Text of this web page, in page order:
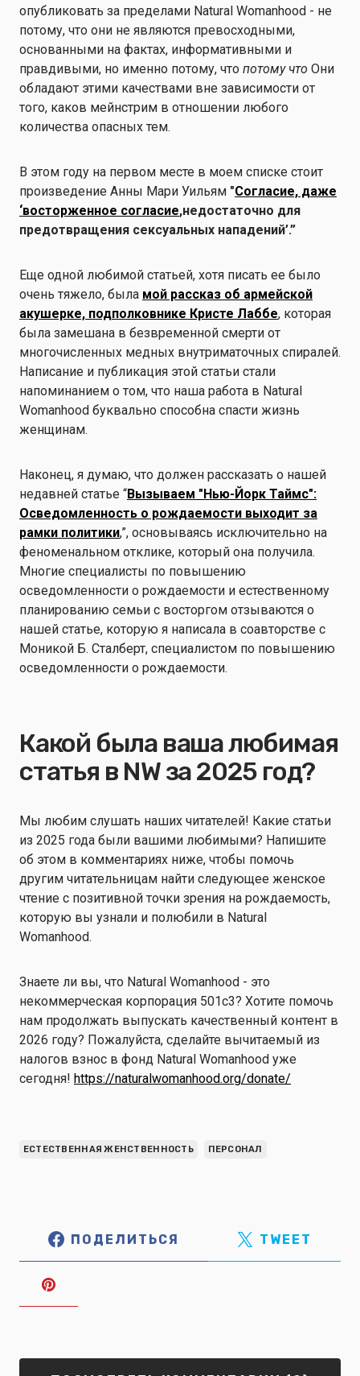
опубликовать за пределами Natural Womanhood - не
потому, что они не являются превосходными,
основанными на фактах, информативными и
правдивыми, но именно потому, что потому что Они
обладают этими качествами вне зависимости от
того, каков мейнстрим в отношении любого
количества опасных тем.
В этом году на первом месте в моем списке стоит
произведение Анны Мари Уильям "Согласие, даже
‘восторженное согласие,недостаточно для
предотвращения сексуальных нападений’.”
Еще одной любимой статьей, хотя писать ее было
очень тяжело, была мой рассказ об армейской
акушерке, подполковнике Кристе Лаббе, которая
была замешана в безвременной смерти от
многочисленных медных внутриматочных спиралей.
Написание и публикация этой статьи стали
напоминанием о том, что наша работа в Natural
Womanhood буквально способна спасти жизнь
женщинам.
Наконец, я думаю, что должен рассказать о нашей
недавней статье “Вызываем "Нью-Йорк Таймс":
Осведомленность о рождаемости выходит за
рамки политики,”, основываясь исключительно на
феноменальном отклике, который она получила.
Многие специалисты по повышению
осведомленности о рождаемости и естественному
планированию семьи с восторгом отзываются о
нашей статье, которую я написала в соавторстве с
Моникой Б. Сталберт, специалистом по повышению
осведомленности о рождаемости.
Какой была ваша любимая
статья в NW за 2025 год?
Мы любим слушать наших читателей! Какие статьи
из 2025 года были вашими любимыми? Напишите
об этом в комментариях ниже, чтобы помочь
другим читательницам найти следующее женское
чтение с позитивной точки зрения на рождаемость,
которую вы узнали и полюбили в Natural
Womanhood.
Знаете ли вы, что Natural Womanhood - это
некоммерческая корпорация 501c3? Хотите помочь
нам продолжать выпускать качественный контент в
2026 году? Пожалуйста, сделайте вычитаемый из
налогов взнос в фонд Natural Womanhood уже
сегодня! https://naturalwomanhood.org/donate/
ЕСТЕСТВЕННАЯ ЖЕНСТВЕННОСТЬ ПЕРСОНАЛ
ПОДЕЛИТЬСЯ TWEET